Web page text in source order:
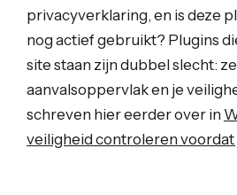
privacyverklaring, en is deze
nog actief gebruikt? Plugins
site staan zijn dubbel slecht:
aanvalsoppervlak en je
schreven hier eerder over in
veiligheid controleren